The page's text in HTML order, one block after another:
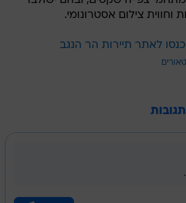
וחווית צילום אסטרונומי.
לאתר תיירות הר הנגב